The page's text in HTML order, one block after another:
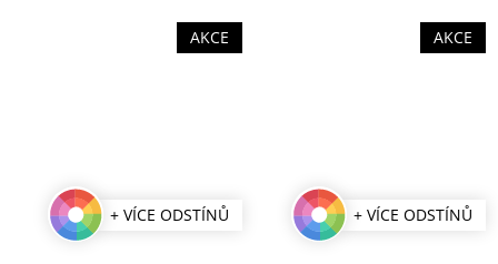
AKCE
+ VÍCE ODSTÍNŮ
AKCE
+ VÍCE ODSTÍNŮ